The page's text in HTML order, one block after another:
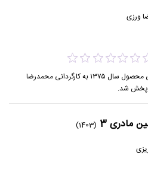
ورزی
قائم‌مقام فراهانی یک مجموعه تلویزیونی محصول سال ۱۳۷۵ به کارگردانی محمدرضا
مادری 3
(1403)